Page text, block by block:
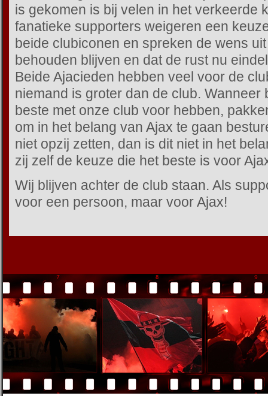
is gekomen is bij velen in het verkeerde
fanatieke supporters weigeren een
beide clubiconen en spreken de wens
behouden blijven en dat de rust nu
Beide Ajacieden hebben veel voor de
niemand is groter dan de club. Wanneer
beste met onze club voor hebben,
om in het belang van Ajax te gaan
niet opzij zetten, dan is dit niet in het
zij zelf de keuze die het beste is voor
Wij blijven achter de club staan. Als
voor een persoon, maar voor Ajax!